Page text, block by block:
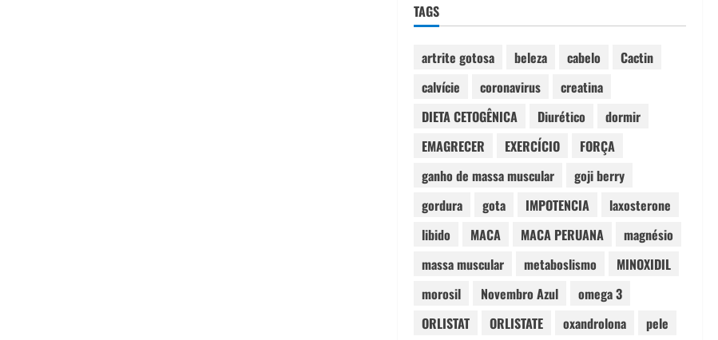
TAGS
artrite gotosa beleza cabelo
Cactin
calvície
coronavirus
creatina
DIETA CETOGÊNICA
Diurético
dormir
EMAGRECER
EXERCÍCIO
FORÇA
ganho de massa muscular
goji berry
gordura
gota IMPOTENCIA
laxosterone
libido
MACA MACA PERUANA
magnésio
massa muscular
metaboslismo
MINOXIDIL
morosil
Novembro Azul
omega 3
ORLISTAT
ORLISTATE oxandrolona pele